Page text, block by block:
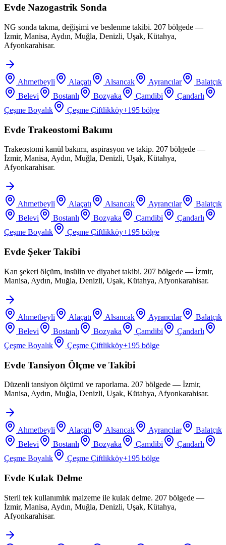
Evde Nazogastrik Sonda
NG sonda takma, değişimi ve beslenme takibi. 207 bölgede —
İzmir, Manisa, Aydın, Muğla, Denizli, Uşak, Kütahya,
Afyonkarahisar.
Ahmetbeyli Alaçatı Alsancak Ayrancılar
Balatçık
Belevi
Bostanlı Bozyaka Çamdibi
Çandarlı
Çeşme Boyalık
Çeşme Çiftlikköy+195 bölge
Evde Trakeostomi Bakımı
Trakeostomi kanül bakımı, aspirasyon ve takip. 207 bölgede —
İzmir, Manisa, Aydın, Muğla, Denizli, Uşak, Kütahya,
Afyonkarahisar.
Ahmetbeyli Alaçatı Alsancak Ayrancılar
Balatçık
Belevi
Bostanlı Bozyaka Çamdibi
Çandarlı
Çeşme Boyalık
Çeşme Çiftlikköy+195 bölge
Evde Şeker Takibi
Kan şekeri ölçüm, insülin ve diyabet takibi. 207 bölgede — İzmir,
Manisa, Aydın, Muğla, Denizli, Uşak, Kütahya, Afyonkarahisar.
Ahmetbeyli Alaçatı Alsancak Ayrancılar
Balatçık
Belevi
Bostanlı Bozyaka Çamdibi
Çandarlı
Çeşme Boyalık
Çeşme Çiftlikköy+195 bölge
Evde Tansiyon Ölçme ve Takibi
Düzenli tansiyon ölçümü ve raporlama. 207 bölgede — İzmir,
Manisa, Aydın, Muğla, Denizli, Uşak, Kütahya, Afyonkarahisar.
Ahmetbeyli Alaçatı Alsancak Ayrancılar
Balatçık
Belevi
Bostanlı Bozyaka Çamdibi
Çandarlı
Çeşme Boyalık
Çeşme Çiftlikköy+195 bölge
Evde Kulak Delme
Steril tek kullanımlık malzeme ile kulak delme. 207 bölgede —
İzmir, Manisa, Aydın, Muğla, Denizli, Uşak, Kütahya,
Afyonkarahisar.